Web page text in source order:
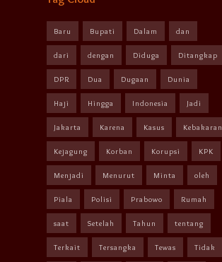
Baru Bupati Dalam dan
dari dengan Diduga Ditangkap
DPR Dua Dugaan Dunia
Haji Hingga Indonesia Jadi
Jakarta Karena Kasus Kebakaran
Kejagung Korban Korupsi KPK
Menjadi Menurut Minta oleh
Piala Polisi Prabowo Rumah
saat Setelah Tahun tentang
Terkait Tersangka Tewas Tidak